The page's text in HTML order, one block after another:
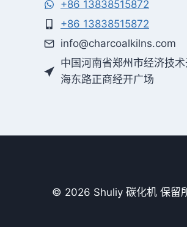
+86 13838515872
+86 13838515872
info@charcoalkilns.com
中国河南省郑州市经济技
海东路正商经开广场
© 2026 Shuliy 碳化机 保留